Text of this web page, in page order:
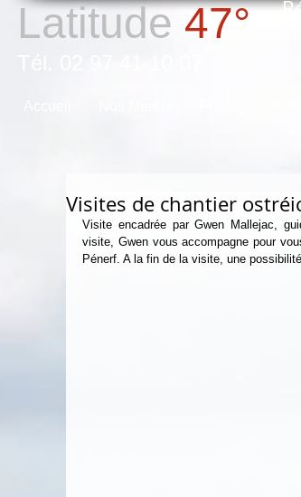
Latitude47°
Visites de chantier
Visite encadrée par Gwen Mallejac,
visite, Gwen vous accompagne pour
Pénerf. A la fin de la visite, une